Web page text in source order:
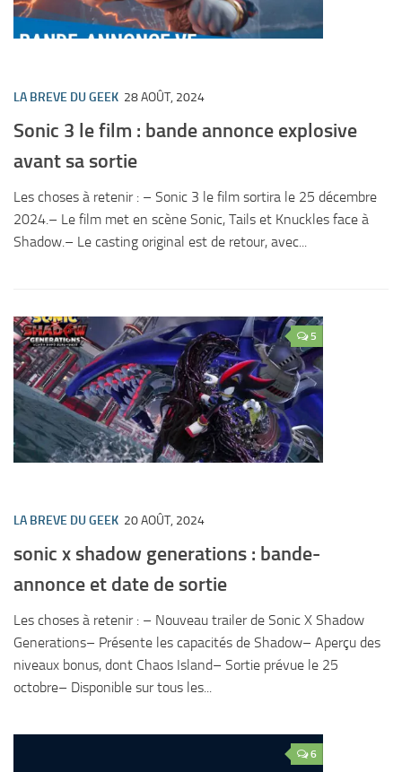
LA BREVE DU GEEK 28 AOÛT, 2024
Sonic 3 le film : bande annonce explosive
avant sa sortie
Les choses à retenir : – Sonic 3 le film sortira le 25 décembre
2024.– Le film met en scène Sonic, Tails et Knuckles face à
Shadow.– Le casting original est de retour, avec...
5
LA BREVE DU GEEK 20 AOÛT, 2024
sonic x shadow generations : bande-
annonce et date de sortie
Les choses à retenir : – Nouveau trailer de Sonic X Shadow
Generations– Présente les capacités de Shadow– Aperçu des
niveaux bonus, dont Chaos Island– Sortie prévue le 25
octobre– Disponible sur tous les...
6